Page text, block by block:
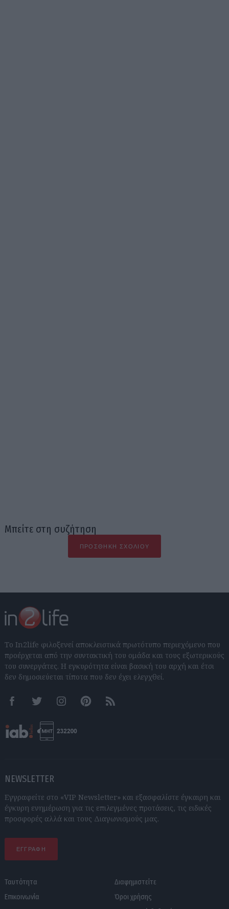
Μπείτε στη συζήτηση
ΠΡΟΣΘΉΚΗ ΣΧΟΛΊΟΥ
Το In2life φιλοξενεί αποκλειστικά πρωτότυπο περιεχόμενο που
προέρχεται από την συντακτική του ομάδα και τους εξωτερικούς
του συνεργάτες. Η εγκυρότητα είναι βασική του αρχή και έτσι
δεν δημοσιεύεται τίποτα που δεν έχει ελεγχθεί.
FacebookTwitter InstagramPinterestRSS feeds
NEWSLETTER
Εγγραφείτε στο «VIP Newsletter» και εξασφαλίστε έγκαιρη και
έγκυρη ενημέρωση για τις επιλεγμένες προτάσεις, τις ειδικές
προσφορές αλλά και τους Διαγωνισμούς μας.
ΕΓΓΡΑΦΗ
Ταυτότητα
Επικοινωνία
Διαφημιστείτε
Όροι χρήσης